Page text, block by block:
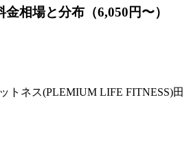
相場と分布（6,050円〜）
トネス(PLEMIUM LIFE FITNESS)田